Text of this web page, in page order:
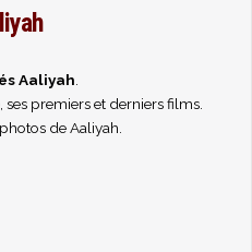
Aaliyah
premiers et derniers films.
de Aaliyah.